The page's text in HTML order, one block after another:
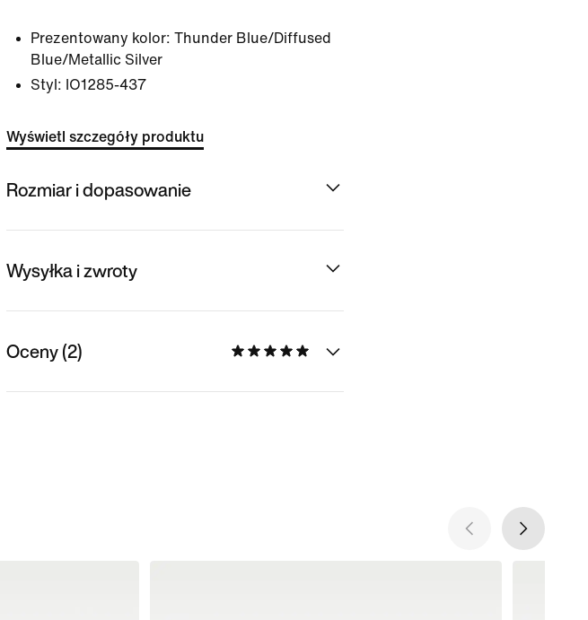
Prezentowany kolor: Thunder Blue/Diffused
Blue/Metallic Silver
Styl: IO1285-437
Wyświetl szczegóły produktu
Rozmiar i dopasowanie
Wysyłka i zwroty
Oceny (2)